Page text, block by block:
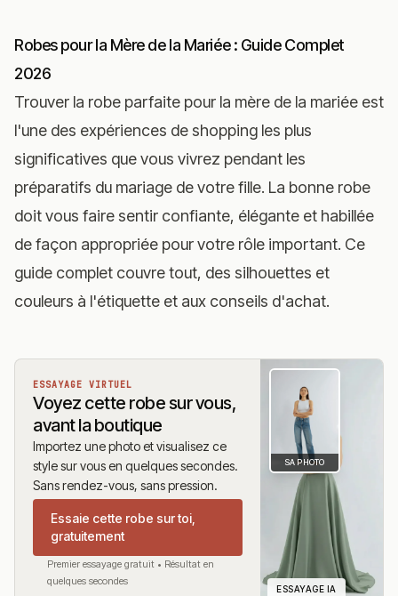
Robes pour la Mère de la Mariée : Guide Complet
2026
Trouver la robe parfaite pour la mère de la mariée est
l'une des expériences de shopping les plus
significatives que vous vivrez pendant les
préparatifs du mariage de votre fille. La bonne robe
doit vous faire sentir confiante, élégante et habillée
de façon appropriée pour votre rôle important. Ce
guide complet couvre tout, des silhouettes et
couleurs à l'étiquette et aux conseils d'achat.
ESSAYAGE VIRTUEL
Voyez cette robe sur vous,
avant la boutique
Importez une photo et visualisez ce
style sur vous en quelques secondes.
Sans rendez-vous, sans pression.
Essaie cette robe sur toi,
gratuitement
Premier essayage gratuit • Résultat en
quelques secondes
SA PHOTO
ESSAYAGE IA